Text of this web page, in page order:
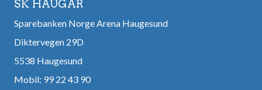
SK HAUGAR
Sparebanken Norge Arena Haugesund
Diktervegen 29D
5538 Haugesund
Mobil: 99 22 43 90